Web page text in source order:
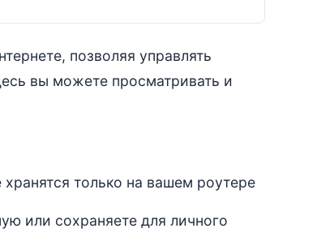
позволяя управлять
вы можете просматривать и
только на вашем роутере
или сохраняете для личного